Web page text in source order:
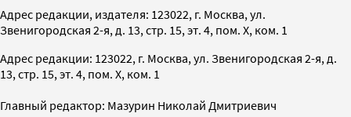
Адрес редакции, издателя: 123022, г. Москва, ул.
Звенигородская 2-я, д. 13, стр. 15, эт. 4, пом. X, ком. 1
Адрес редакции: 123022, г. Москва, ул. Звенигородская 2-я, д.
13, стр. 15, эт. 4, пом. X, ком. 1
Главный редактор: Мазурин Николай Дмитриевич